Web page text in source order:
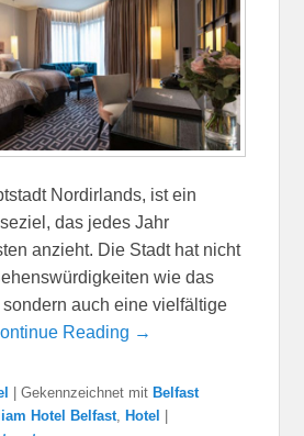
Nordirlands, ist ein
das jedes Jahr
anzieht. Die Stadt hat nicht
wie das
auch eine vielfältige
Reading →
|Gekennzeichnet mit Belfast
Hotel Belfast Hotel